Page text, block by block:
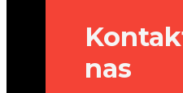
nas